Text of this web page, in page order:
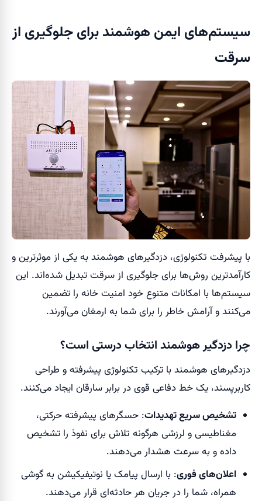
سیستم‌های ایمن هوشمند برای جلوگیری از
سرقت
با پیشرفت تکنولوژی، دزدگیرهای هوشمند به یکی از موثرترین و
کارآمدترین روش‌ها برای جلوگیری از سرقت تبدیل شده‌اند. این
سیستم‌ها با امکانات متنوع خود امنیت خانه را تضمین
می‌کنند و آرامش خاطر را برای شما به ارمغان می‌آورند.
چرا دزدگیر هوشمند انتخاب درستی است؟
دزدگیرهای هوشمند با ترکیب تکنولوژی پیشرفته و طراحی
کاربرپسند، یک خط دفاعی قوی در برابر سارقان ایجاد می‌کنند.
تشخیص سریع تهدیدات: حسگرهای پیشرفته حرکتی،
مغناطیسی و لرزشی هرگونه تلاش برای نفوذ را تشخیص
داده و به سرعت هشدار می‌دهند.
اعلان‌های فوری: با ارسال پیامک یا نوتیفیکیشن به گوشی
همراه، شما را در جریان هر حادثه‌ای قرار می‌دهند.